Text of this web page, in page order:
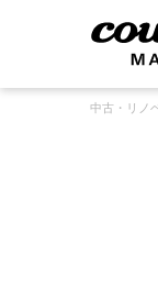
中古・リノ